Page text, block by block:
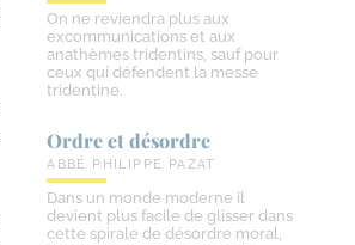
On ne reviendra plus aux
excommunications et aux
anathèmes tridentins, sauf pour
ceux qui défendent la messe
tridentine.
Ordre et désordre
ABBÉ PHILIPPE PAZAT
Dans un monde moderne il
devient plus facile de glisser dans
cette spirale de désordre moral,